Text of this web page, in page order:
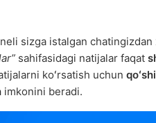
sizga istalgan
sahifasidagi natijalar faqat
koʻrsatish uchun
imkonini beradi.